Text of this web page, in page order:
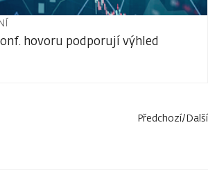
hovoru podporují výhled
Předchozí/Další